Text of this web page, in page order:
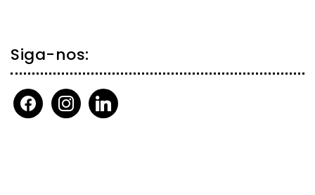
Siga-nos:
facebookinstagramlinkedin